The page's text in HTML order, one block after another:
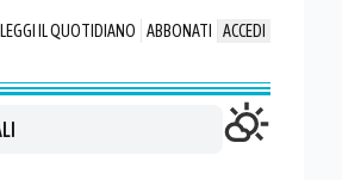
LEGGI IL QUOTIDIANO ABBONATI ACCEDI